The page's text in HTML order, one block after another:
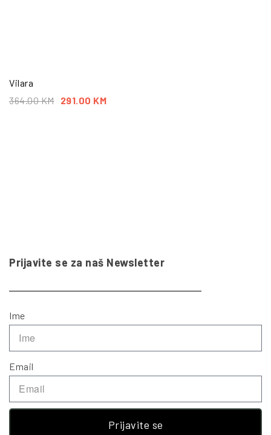
Vilara
364.00KM 291.00 KM
Prijavite se za naš Newsletter
Ime
Email
Prijavite se